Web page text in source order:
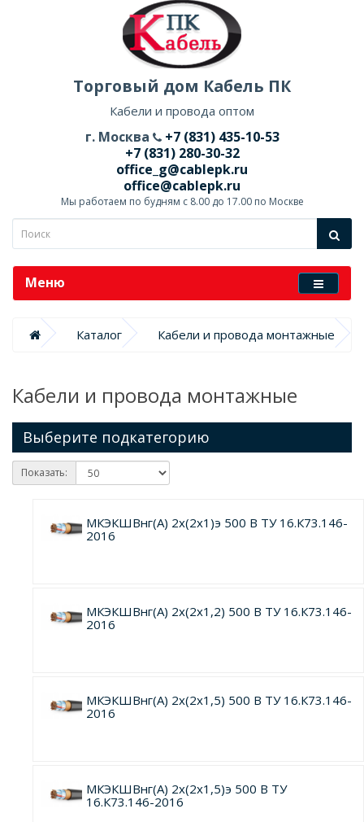
Торговый дом Кабель ПК
Кабели и провода оптом
г. Москва
+7 (831) 435-10-53
+7 (831) 280-30-32
office_g@cablepk.ru
office@cablepk.ru
Мы работаем по будням с 8.00 до 17.00 по Москве
Меню
Каталог Кабели и провода монтажные
Кабели и провода монтажные
Выберите подкатегорию
Показать:
МКЭКШВнг(А) 2х(2х1)э 500 В ТУ 16.К73.146-
2016
МКЭКШВнг(А) 2х(2х1,2) 500 В ТУ 16.К73.146-
2016
МКЭКШВнг(А) 2х(2х1,5) 500 В ТУ 16.К73.146-
2016
МКЭКШВнг(А) 2х(2х1,5)э 500 В ТУ
16.К73.146-2016